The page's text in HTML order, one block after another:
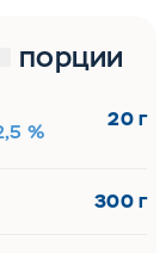
порции
%
20 г
300 г